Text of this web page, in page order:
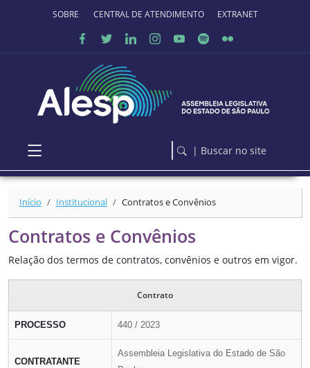
Ir para o conteúdo principal
SOBRE O PORTALCENTRAL DE ATENDIMENTO EXTRANET
| Buscar no site
Início Institucional Contratos e Convênios
Contratos e Convênios
Relação dos termos de contratos, convênios e outros em vigor.
Contrato
PROCESSO 440 / 2023
CONTRATANTE
Assembleia Legislativa do Estado de São